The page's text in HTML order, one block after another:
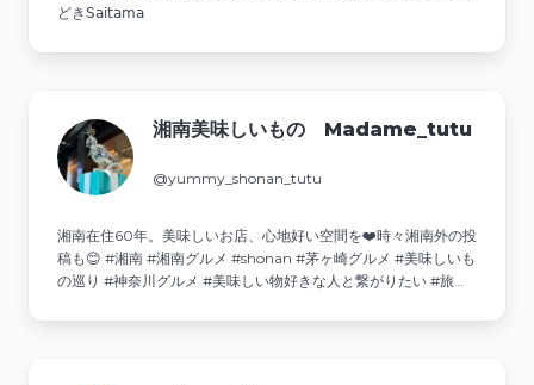
どき𝖲𝖺𝗂𝗍𝖺𝗆𝖺
湘南美味しいもの Madame_tutu
@yummy_shonan_tutu
湘南在住60年。美味しいお店、心地好い空間を❤️時々湘南外の投
稿も😊 #湘南 #湘南グルメ #shonan #茅ヶ崎グルメ #美味しいも
の巡り #神奈川グルメ #美味しい物好きな人と繋がりたい #旅行